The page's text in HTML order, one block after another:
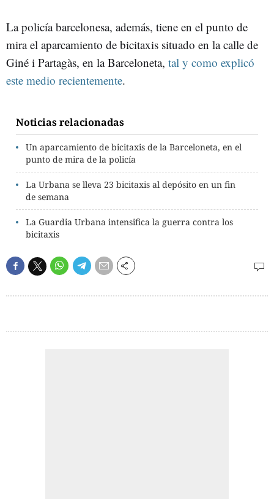
La policía barcelonesa, además, tiene en el punto de
mira el aparcamiento de bicitaxis situado en la calle de
Giné i Partagàs, en la Barceloneta, tal y como explicó
este medio recientemente.
Noticias relacionadas
Un aparcamiento de bicitaxis de la Barceloneta, en el
punto de mira de la policía
La Urbana se lleva 23 bicitaxis al depósito en un fin
de semana
La Guardia Urbana intensifica la guerra contra los
bicitaxis